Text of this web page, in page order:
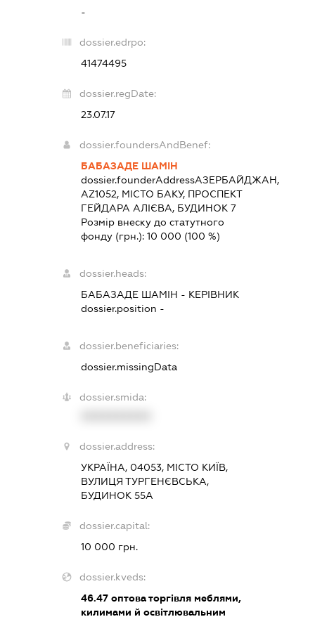
-
dossier.edrpo:
41474495
dossier.regDate:
23.07.17
dossier.foundersAndBenef:
БАБАЗАДЕ ШАМІН
dossier.founderAddressАЗЕРБАЙДЖАН,
AZ1052, МІСТО БАКУ, ПРОСПЕКТ
ГЕЙДАРА АЛІЄВА, БУДИНОК 7
Розмір внеску до статутного
фонду (грн.): 10 000 (100 %)
dossier.heads:
БАБАЗАДЕ ШАМІН - КЕРІВНИК
dossier.position -
dossier.beneficiaries:
dossier.missingData
dossier.smida:
dossier.address:
УКРАЇНА, 04053, МІСТО КИЇВ,
ВУЛИЦЯ ТУРГЕНЄВСЬКА,
БУДИНОК 55А
dossier.capital:
10 000 грн.
dossier.kveds:
46.47оптова торгівля меблями,
килимами й освітлювальним